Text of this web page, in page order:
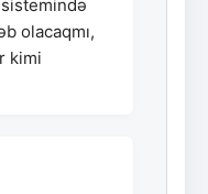
sistemində
olacaqmı,
kimi